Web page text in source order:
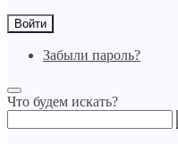
Забыли пароль?
Что будем искать?